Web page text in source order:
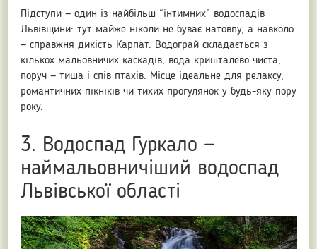
Підступи — один із найбільш “інтимних” водоспадів
Львівщини: тут майже ніколи не буває натовпу, а навколо
— справжня дикість Карпат. Водограй складається з
кількох мальовничих каскадів, вода кришталево чиста,
поруч — тиша і спів птахів. Місце ідеальне для релаксу,
романтичних пікніків чи тихих прогулянок у будь-яку пору
року.
3. Водоспад Гуркало —
наймальовничіший водоспад
Львівської області